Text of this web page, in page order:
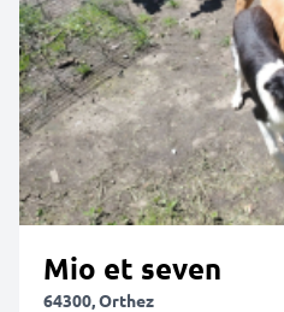
Mio et seven
64300, Orthez